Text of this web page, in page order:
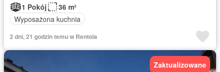
1 Pokój
36 m²
Wyposażona kuchnia
2 dni, 21 godzin temu w Rentola
Zaktualizowane